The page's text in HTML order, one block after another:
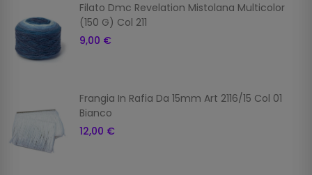
Filato Dmc Revelation Mistolana Multicolor
(150 G) Col 211
9,00 €
Frangia In Rafia Da 15mm Art 2116/15 Col 01
Bianco
12,00 €